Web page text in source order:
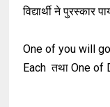
विद्यार्थी ने पुरस्कार
One of you will
Each तथा One of